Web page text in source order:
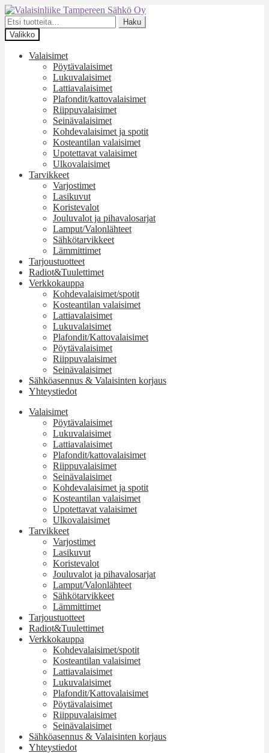
Siirry
navigointiin
Siirry
sisältöön
Etsi:
Haku
Valikko
Valaisimet
Pöytävalaisimet
Lukuvalaisimet
Lattiavalaisimet
Plafondit/kattovalaisimet
Riippuvalaisimet
Seinävalaisimet
Kohdevalaisimet ja spotit
Kosteantilan valaisimet
Upotettavat valaisimet
Ulkovalaisimet
Tarvikkeet
Varjostimet
Lasikuvut
Koristevalot
Jouluvalot ja pihavalosarjat
Lamput/Valonlähteet
Sähkötarvikkeet
Lämmittimet
Tarjoustuotteet
Radiot&Tuulettimet
Verkkokauppa
Kohdevalaisimet/spotit
Kosteantilan valaisimet
Lattiavalaisimet
Lukuvalaisimet
Plafondit/Kattovalaisimet
Pöytävalaisimet
Riippuvalaisimet
Seinävalaisimet
Sähköasennus & Valaisinten korjaus
Yhteystiedot
Valaisimet
Pöytävalaisimet
Lukuvalaisimet
Lattiavalaisimet
Plafondit/kattovalaisimet
Riippuvalaisimet
Seinävalaisimet
Kohdevalaisimet ja spotit
Kosteantilan valaisimet
Upotettavat valaisimet
Ulkovalaisimet
Tarvikkeet
Varjostimet
Lasikuvut
Koristevalot
Jouluvalot ja pihavalosarjat
Lamput/Valonlähteet
Sähkötarvikkeet
Lämmittimet
Tarjoustuotteet
Radiot&Tuulettimet
Verkkokauppa
Kohdevalaisimet/spotit
Kosteantilan valaisimet
Lattiavalaisimet
Lukuvalaisimet
Plafondit/Kattovalaisimet
Pöytävalaisimet
Riippuvalaisimet
Seinävalaisimet
Sähköasennus & Valaisinten korjaus
Yhteystiedot